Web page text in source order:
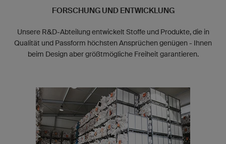
FORSCHUNG UND ENTWICKLUNG
Unsere R&D-Abteilung entwickelt Stoffe und Produkte, die in
Qualität und Passform höchsten Ansprüchen genügen - Ihnen
beim Design aber größtmögliche Freiheit garantieren.